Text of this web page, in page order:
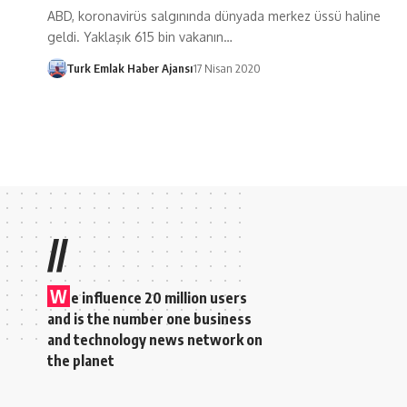
ABD, koronavirüs salgınında dünyada merkez üssü haline
geldi. Yaklaşık 615 bin vakanın…
Turk Emlak Haber Ajansı17 Nisan 2020
//
W e influence 20 million users
and is the number one business
and technology news network on
the planet